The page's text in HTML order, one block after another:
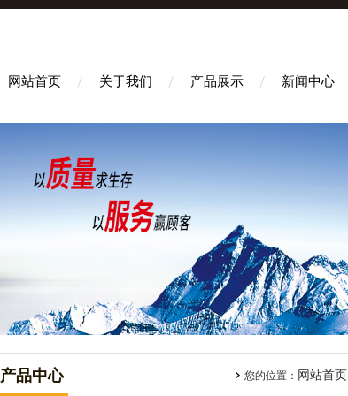
网站首页 关于我们 产品展示 新闻中心
产品中心 您的位置： 网站首页